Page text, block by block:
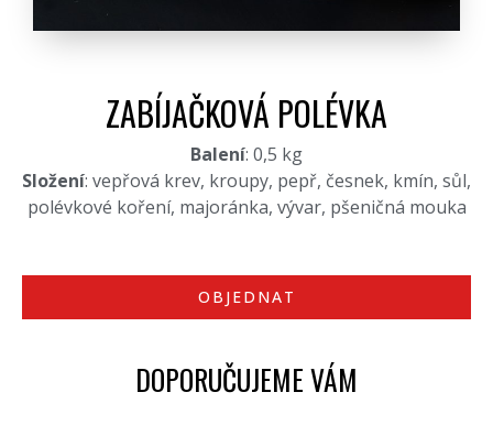
ZABÍJAČKOVÁ POLÉVKA
Balení: 0,5 kg
Složení: vepřová krev, kroupy, pepř, česnek, kmín, sůl,
polévkové koření, majoránka, vývar, pšeničná mouka
OBJEDNAT
DOPORUČUJEME VÁM